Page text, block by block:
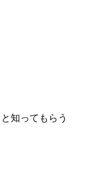
知ってもらう